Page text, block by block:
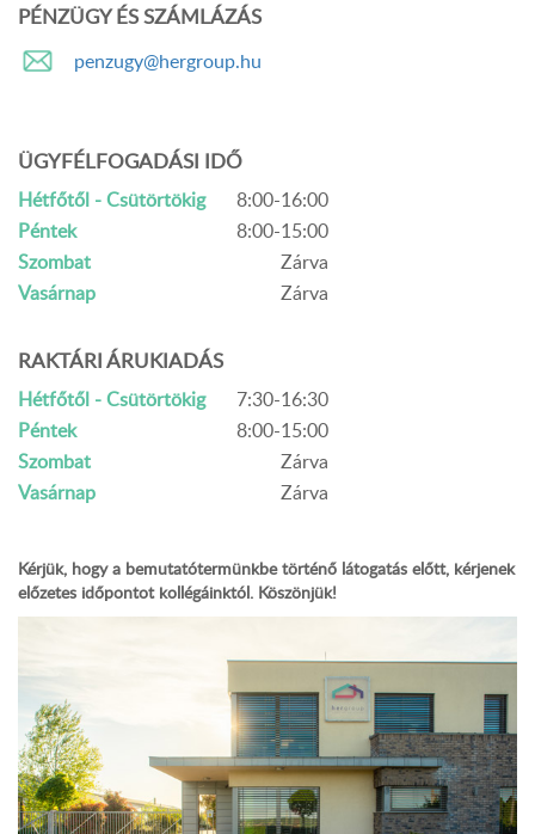
PÉNZÜGY ÉS SZÁMLÁZÁS
penzugy@hergroup.hu
ÜGYFÉLFOGADÁSI IDŐ
Hétfőtől - Csütörtökig
8:00-16:00
Péntek
8:00-15:00
Szombat
Zárva
Vasárnap
Zárva
RAKTÁRI ÁRUKIADÁS
Hétfőtől - Csütörtökig
7:30-16:30
Péntek
8:00-15:00
Szombat
Zárva
Vasárnap
Zárva
Kérjük, hogy a bemutatótermünkbe történő látogatás előtt, kérjenek
előzetes időpontot kollégáinktól. Köszönjük!